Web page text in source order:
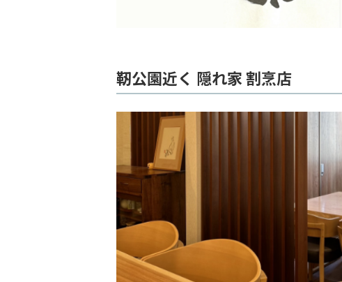
靭公園近く 隠れ家 割烹店